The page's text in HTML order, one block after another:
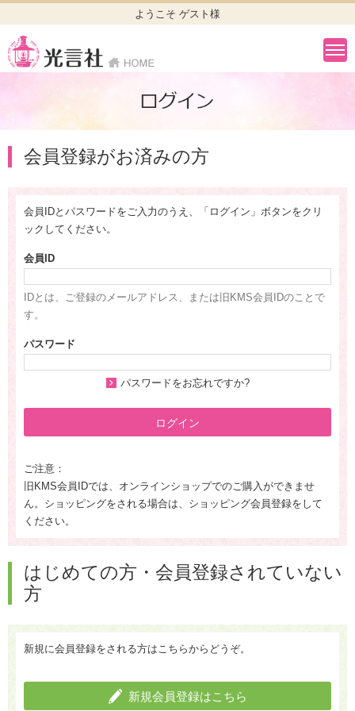
ようこそ ゲスト様
会員登録がお済みの方
会員IDとパスワードをご入力のうえ、「ログイン」ボタンをクリ
ックしてください。
会員ID
IDとは、ご登録のメールアドレス、または旧KMS会員IDのことで
す。
パスワード
パスワードをお忘れですか?
ログイン
ご注意：
旧KMS会員IDでは、オンラインショップでのご購入ができませ
ん。ショッピングをされる場合は、ショッピング会員登録をして
ください。
はじめての方・会員登録されていない
方
新規に会員登録をされる方はこちらからどうぞ。
新規会員登録はこちら